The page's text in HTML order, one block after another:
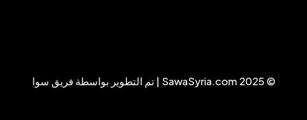
© 2025 SawaSyria.com | تم التطوير بواسطة فريق سوا